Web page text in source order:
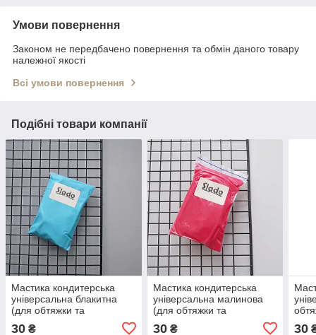
Умови повернення
Законом не передбачено повернення та обмін даного товару
належної якості
Всі умови повернення
Подібні товари компанії
Мастика кондитерська
універсальна блакитна
(для обтяжки та
моделювання) Slado, 100
30 ₴
Мастика кондитерська
універсальна малинова
(для обтяжки та
моделювання) Slado, 100
30₴ 30